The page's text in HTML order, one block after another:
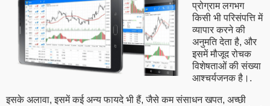
प्रोग्राम लगभग
किसी भी परिसंपत्ति में
व्यापार करने की
अनुमति देता है, और
इसमें मौजूद रोचक
विशेषताओं की संख्या
आश्चर्यजनक है।.
इसके अलावा, इसमें कई अन्य फायदे भी हैं, जैसे कम संसाधन खपत, अच्छी